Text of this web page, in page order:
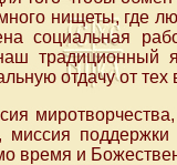
нищеты, где
социальная
отдачу от
время и